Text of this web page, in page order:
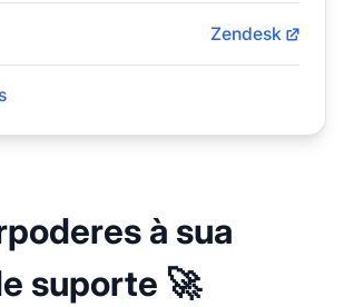
Zendesk
à sua
suporte 🚀